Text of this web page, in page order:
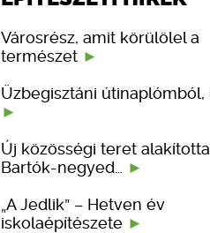
Városrész, amit körülölel a
természet
Üzbegisztáni útinaplómból,
Új közösségi teret
Bartók-negyed…
„A Jedlik” – Hetven év
iskolaépítészete